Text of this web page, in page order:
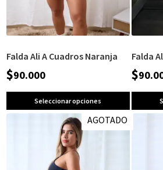
Falda Ali A Cuadros Naranja
$90.000
Seleccionar opciones
Falda
$
AGOTADO